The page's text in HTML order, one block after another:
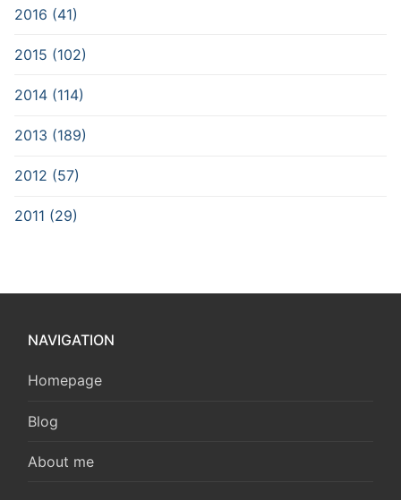
2016 (41)
2015 (102)
2014 (114)
2013 (189)
2012 (57)
2011 (29)
NAVIGATION
Homepage
Blog
About me